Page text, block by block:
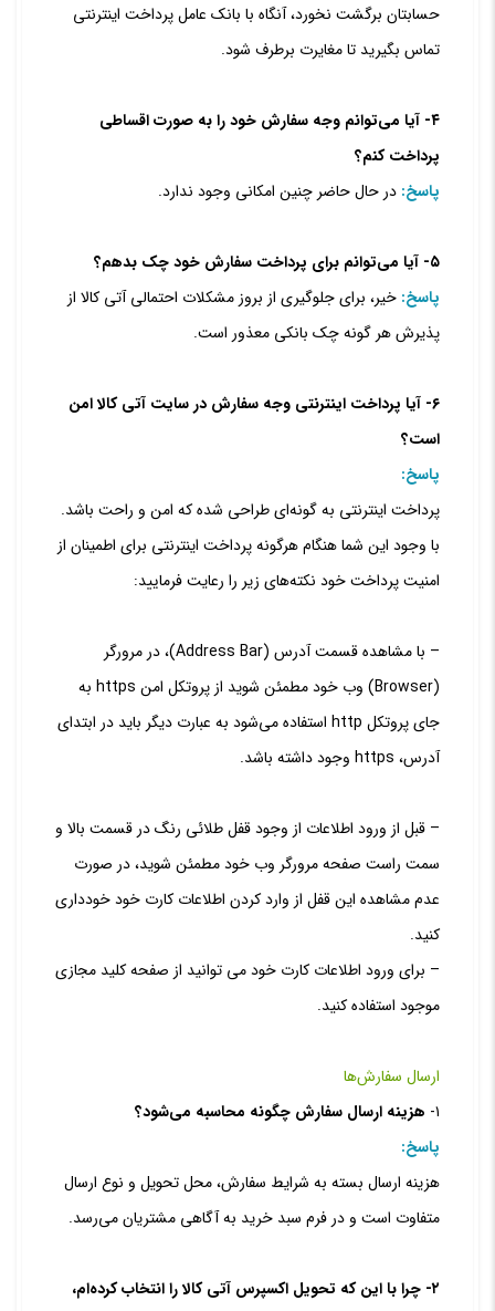
حسابتان برگشت نخورد، آنگاه با بانک عامل پرداخت اینترنتی
تماس بگیرید تا مغایرت برطرف شود.
۴- آیا می‌‏توانم وجه سفارش خود را به صورت اقساطی
پرداخت کنم؟
پاسخ: در حال حاضر چنین امکانی وجود ندارد.
۵- آیا می‌توانم برای پرداخت سفارش خود چک بدهم؟
پاسخ: خیر، برای جلوگیری از بروز مشکلات احتمالی آتی کالا از
پذیرش هر گونه چک بانکی معذور است.
۶- آیا پرداخت اینترنتی وجه سفارش در سایت آتی کالا امن
است؟
پاسخ:
پرداخت اینترنتی به گونه‏‌ای طراحی شده که امن و راحت باشد.
با وجود این شما هنگام هرگونه پرداخت اینترنتی برای اطمینان از
امنیت پرداخت خود نکته‏‌های زیر را رعایت فرمایید:
– با مشاهده قسمت آدرس (Address Bar)، در مرورگر
(Browser) وب خود مطمئن شوید از پروتکل امن https به
جای پروتکل http استفاده می‏‌شود به عبارت دیگر باید در ابتدای
آدرس، https وجود داشته باشد.
– قبل از ورود اطلاعات از وجود قفل طلائی رنگ در قسمت بالا و
سمت راست صفحه مرورگر وب خود مطمئن شوید، در صورت
عدم مشاهده این قفل از وارد کردن اطلاعات کارت خود خودداری
کنید.
– برای ورود اطلاعات کارت خود می توانید از صفحه کلید مجازی
موجود استفاده کنید.
ارسال سفارش‌ها
۱- هزینه ارسال سفارش چگونه محاسبه می‌شود؟
پاسخ:
هزینه‏ ارسال بسته به شرایط سفارش، محل تحویل و نوع ارسال
متفاوت است و در فرم سبد خرید به آگاهی مشتریان می‏‌رسد.
۲- چرا با این که تحویل اکسپرس آتی کالا را انتخاب کرده‏‌ام،